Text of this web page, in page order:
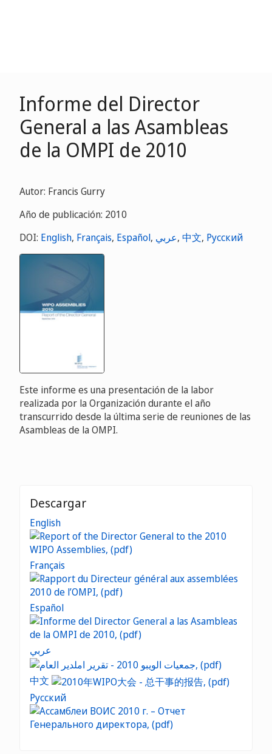
Informe del Director
General a las Asambleas
de la OMPI de 2010
Autor: Francis Gurry
Año de publicación: 2010
DOI: English, Français, Español, عربي, 中文, Русский
Este informe es una presentación de la labor
realizada por la Organización durante el año
transcurrido desde la última serie de reuniones de las
Asambleas de la OMPI.
Descargar
English
Français
Español
عربي
中文
Русский